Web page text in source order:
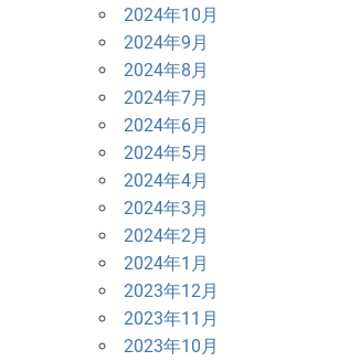
2024年10月
2024年9月
2024年8月
2024年7月
2024年6月
2024年5月
2024年4月
2024年3月
2024年2月
2024年1月
2023年12月
2023年11月
2023年10月